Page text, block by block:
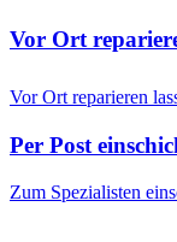
Vor Ort
Vor Ort reparieren
Per Post
Zum Spezialisten